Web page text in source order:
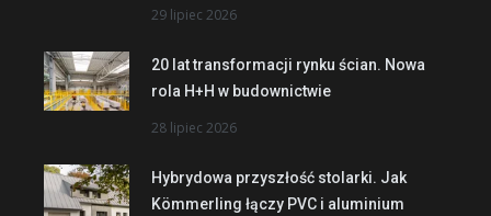
29 lipiec 2026
20 lat transformacji rynku ścian. Nowa
rola H+H w budownictwie
28 lipiec 2026
Hybrydowa przyszłość stolarki. Jak
Kömmerling łączy PVC i aluminium